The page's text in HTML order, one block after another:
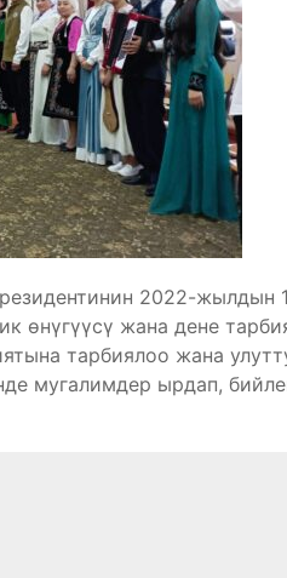
2022-жылдын
өнүгүүсү жана дене
тарбиялоо жана
мугалимдер ырдап,